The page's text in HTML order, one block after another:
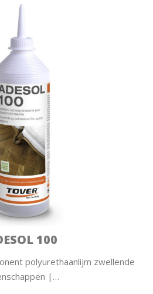
100
polyurethaanlijm zwellende
|…